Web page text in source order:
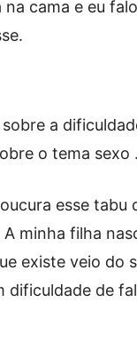
cama e eu
a
o tema sexo .
esse tabu
minha filha
existe veio do
dificuldade de